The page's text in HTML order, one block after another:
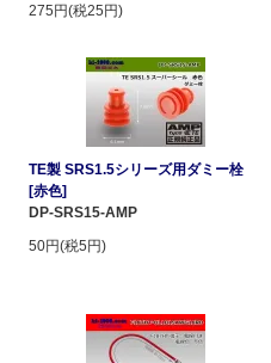
275円(税25円)
TE製 SRS1.5シリーズ用ダミー栓
[赤色]
DP-SRS15-AMP
50円(税5円)